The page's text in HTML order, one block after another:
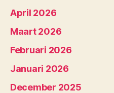
April 2026
Maart 2026
Februari 2026
Januari 2026
December 2025